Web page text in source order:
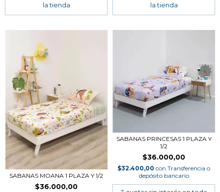
SABANAS MOANA 1 PLAZA Y 1/2
$36.000,00
SABANAS PRINCESAS 1 PLAZA Y
1/2
$36.000,00
$32.400,00 con Transferencia o
depósito bancario